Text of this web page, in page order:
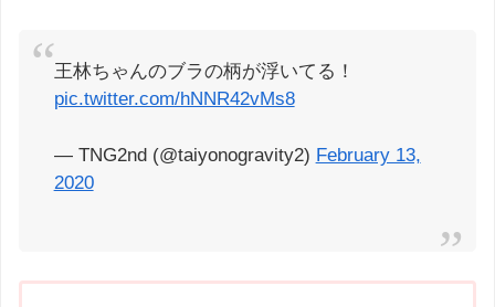
王林ちゃんのブラの柄が浮いてる！
pic.twitter.com/hNNR42vMs8
— TNG2nd (@taiyonogravity2) February 13,
2020